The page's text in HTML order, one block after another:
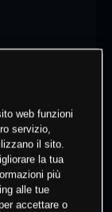
web funzioni
servizio,
il sito.
la tua
più
alle tue
accettare o